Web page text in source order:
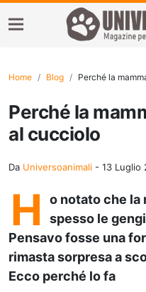
Home Blog Perché la
Perché la
al cucciolo
Da Universoanimali - 13 Luglio
H
o notato che la
spesso le
Pensavo fosse una
rimasta sorpresa a
Ecco perché lo fa